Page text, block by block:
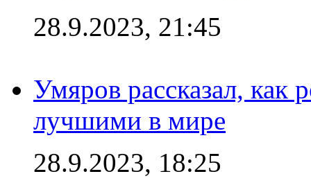
28.9.2023, 21:45
Умяров рассказал, как
лучшими в мире
28.9.2023, 18:25